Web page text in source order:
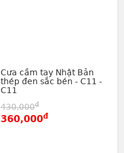
Cưa cầm tay Nhật Bản
thép đen sắc bén - C11 -
C11
430,000đ
360,000đ